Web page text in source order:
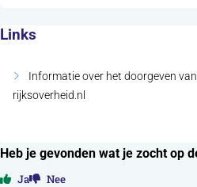
Links
Informatie over het doorgeven
rijksoverheid.nl
Heb je gevonden wat je zocht op
Ja Nee